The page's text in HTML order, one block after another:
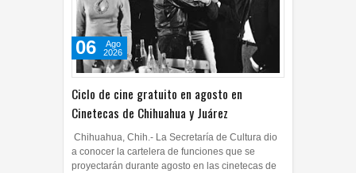
Ciclo de cine gratuito en agosto en
Cinetecas de Chihuahua y Juárez
06
Ago
2026
Chihuahua, Chih.- La Secretaría de Cultura dio
a conocer la cartelera de funciones que se
proyectarán durante agosto en las cinetecas de